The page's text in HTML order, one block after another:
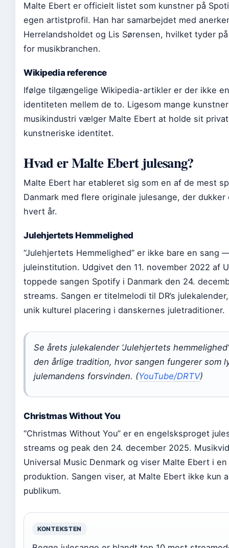
Malte Ebert er officielt listet som kunstner på
egen artistprofil. Han har samarbejdet med
Herrelandsholdet og Lis Sørensen, hvilket tyder
for musikbranchen.
Wikipedia reference
Ifølge tilgængelige Wikipedia-artikler er der ikke
identiteten mellem de to. Ligesom mange
musikindustri vælger Malte Ebert at holde sit
kunstneriske identitet.
Hvad er Malte Ebert julesang?
Malte Ebert har etableret sig som en af de mest
Danmark med flere originale julesange, der
hvert år.
Julehjertets Hemmelighed
“Julehjertets Hemmelighed” er ikke bare en sang
juleinstitution. Udgivet den 11. november 2022 af
toppede sangen Spotify i Danmark den 24.
streams. Sangen er titelmelodi til DR’s
unik kulturel placering i danskernes juletraditioner.
Se årets julekalender ‘Julehjertets
den årlige tradition, hvor sangen fungerer som
julemandens forsvinden. (YouTube/DRTV)
Christmas Without You
“Christmas Without You” er en engelsksproget
streams og peak den 24. december 2025.
Universal Music Denmark og viser Malte Ebert i
produktion. Sangen viser, at Malte Ebert ikke kun
publikum.
KONTEKSTEN